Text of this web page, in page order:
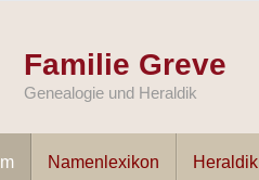
Familie Greve
Genealogie und Heraldik
Namenlexikon Heraldik